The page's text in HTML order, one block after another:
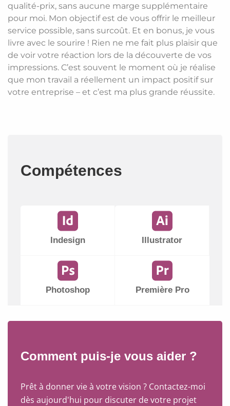
qualité-prix, sans aucune marge supplémentaire
pour moi. Mon objectif est de vous offrir le meilleur
service possible, sans surcoût. Et en bonus, je vous
livre avec le sourire ! Rien ne me fait plus plaisir que
de voir votre réaction lors de la découverte de vos
impressions. C’est souvent le moment où je réalise
que mon travail a réellement un impact positif sur
votre entreprise – et c’est ma plus grande réussite.
Compétences
Indesign Illustrator
Photoshop Première Pro
Comment puis-je vous aider ?
Prêt à donner vie à votre vision ? Contactez-moi
dès aujourd'hui pour discuter de votre projet